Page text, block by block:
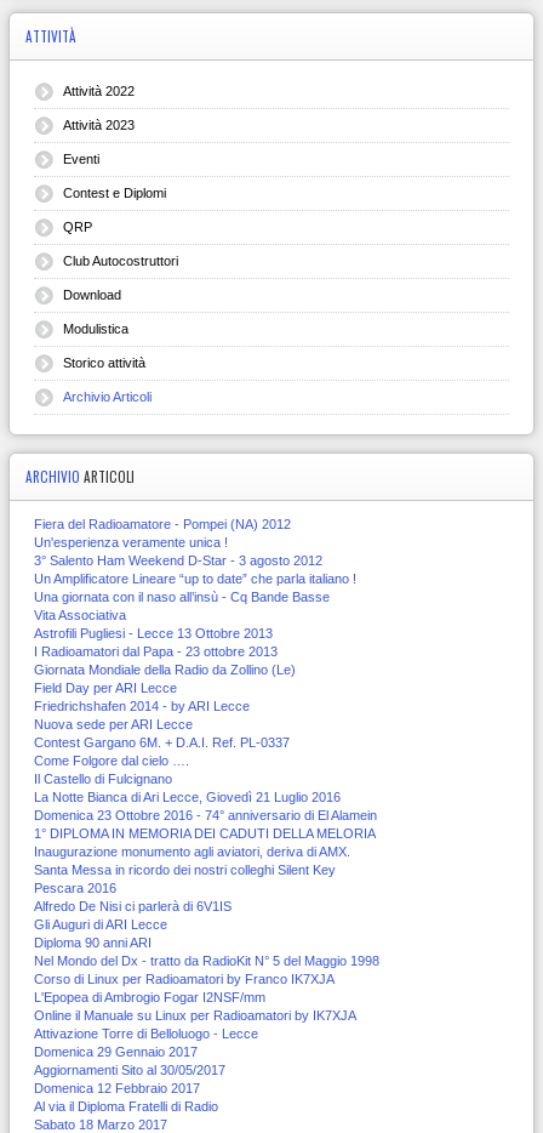
ATTIVITÀ
Attività 2022
Attività 2023
Eventi
Contest e Diplomi
QRP
Club Autocostruttori
Download
Modulistica
Storico attività
Archivio Articoli
ARCHIVIO ARTICOLI
Fiera del Radioamatore - Pompei (NA) 2012
Un'esperienza veramente unica !
3° Salento Ham Weekend D-Star - 3 agosto 2012
Un Amplificatore Lineare “up to date” che parla italiano !
Una giornata con il naso all’insù - Cq Bande Basse
Vita Associativa
Astrofili Pugliesi - Lecce 13 Ottobre 2013
I Radioamatori dal Papa - 23 ottobre 2013
Giornata Mondiale della Radio da Zollino (Le)
Field Day per ARI Lecce
Friedrichshafen 2014 - by ARI Lecce
Nuova sede per ARI Lecce
Contest Gargano 6M. + D.A.I. Ref. PL-0337
Come Folgore dal cielo ….
Il Castello di Fulcignano
La Notte Bianca di Ari Lecce, Giovedì 21 Luglio 2016
Domenica 23 Ottobre 2016 - 74° anniversario di El Alamein
1° DIPLOMA IN MEMORIA DEI CADUTI DELLA MELORIA
Inaugurazione monumento agli aviatori, deriva di AMX.
Santa Messa in ricordo dei nostri colleghi Silent Key
Pescara 2016
Alfredo De Nisi ci parlerà di 6V1IS
Gli Auguri di ARI Lecce
Diploma 90 anni ARI
Nel Mondo del Dx - tratto da RadioKit N° 5 del Maggio 1998
Corso di Linux per Radioamatori by Franco IK7XJA
L'Epopea di Ambrogio Fogar I2NSF/mm
Online il Manuale su Linux per Radioamatori by IK7XJA
Attivazione Torre di Belloluogo - Lecce
Domenica 29 Gennaio 2017
Aggiornamenti Sito al 30/05/2017
Domenica 12 Febbraio 2017
Al via il Diploma Fratelli di Radio
Sabato 18 Marzo 2017